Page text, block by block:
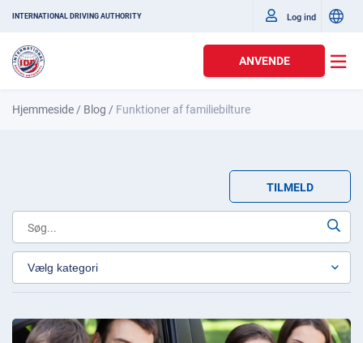
INTERNATIONAL DRIVING AUTHORITY Log ind
ANVENDE
Hjemmeside / Blog / Funktioner af familiebilture
TILMELD